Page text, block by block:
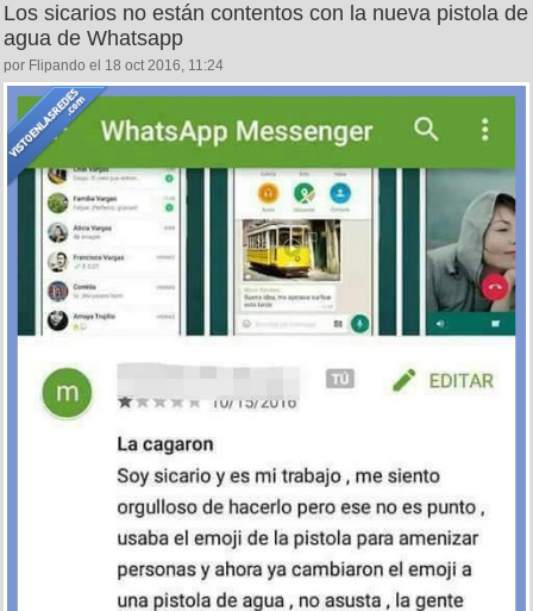
Los sicarios no están contentos con la nueva pistola de
agua de Whatsapp
por Flipando el 18 oct 2016, 11:24